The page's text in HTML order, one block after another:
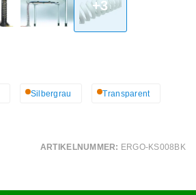
+3
Silbergrau Transparent
ARTIKELNUMMER: ERGO-KS008BK